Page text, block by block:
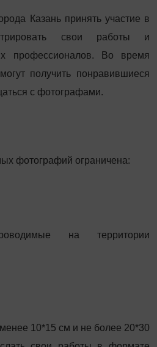
Казань принять участие в
свои работы и
профессионалов. Во время
получить понравившиеся
с фотографами.
фотографий ограничена:
на территории
10*15 см и не более 20*30